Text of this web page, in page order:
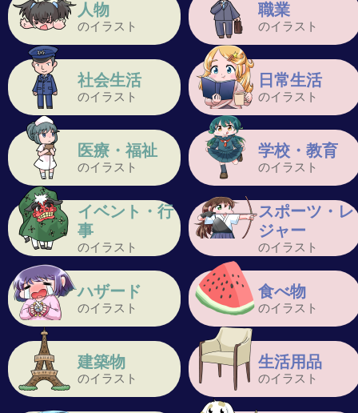
人物
のイラスト
職業
のイラスト
社会生活
のイラスト
日常生活
のイラスト
医療・福祉
のイラスト
学校・教育
のイラスト
イベント・行
事
のイラスト
スポーツ・レ
ジャー
のイラスト
ハザード
のイラスト
食べ物
のイラスト
建築物
のイラスト
生活用品
のイラスト